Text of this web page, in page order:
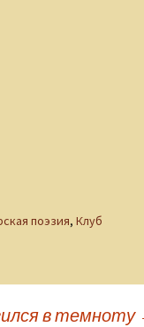
поэзия, Клуб
в темноту